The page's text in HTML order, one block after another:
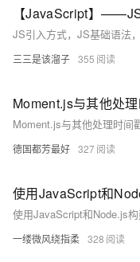
【JavaScript】
JS引入方式，JS基础语法
三三是该溜子 355
Moment.js与其他处理时间
德国都芳最好 327
使用JavaScript和
使用JavaScript和Node.js
一缕微风绕指柔 328